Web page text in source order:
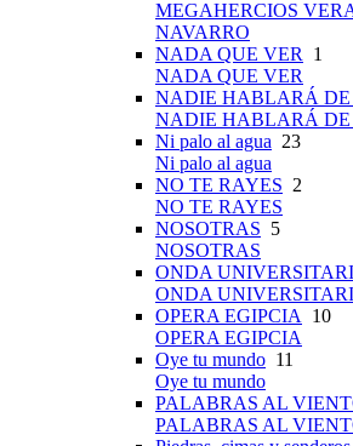
MEGAHERCIOS
NAVARRO
NADA QUE VER 1
NADA QUE VER
NADIE HABLARÁ DE
NADIE HABLARÁ DE
Ni palo al agua 23
Ni palo al agua
NO TE RAYES 2
NO TE RAYES
NOSOTRAS 5
NOSOTRAS
ONDA
ONDA
OPERA EGIPCIA 10
OPERA EGIPCIA
Oye tu mundo 11
Oye tu mundo
PALABRAS AL
PALABRAS AL